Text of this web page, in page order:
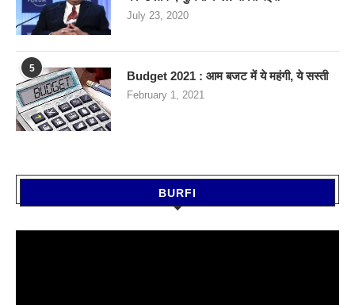
July 23, 2020
5
Budget 2021 : आम बजट में ये महंगी, ये सस्‍ती
February 1, 2021
BURFI